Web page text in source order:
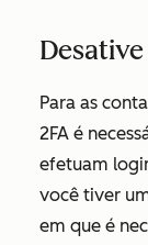
Para as
2FA é
efetuam
você tiver
em que é